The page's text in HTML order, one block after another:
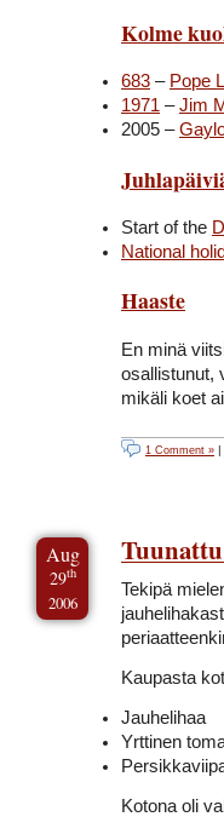
Kolme
683 – Pope
1971 –Jim
2005 –
Start of the
National
Haaste
En minä
osallistunut,
mikäli koet
1 Comment » |
Aug
29th
2006
Tekipä
Kaupasta
Jauhelihaa
Yrttinen
Kotona oli